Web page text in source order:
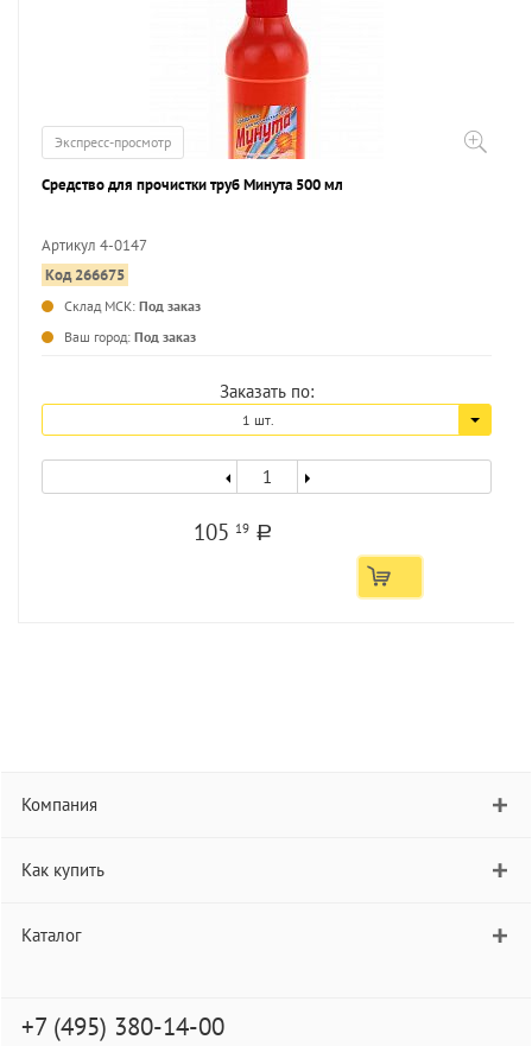
Экспресс-просмотр
Средство для прочистки труб Минута 500 мл
Артикул 4-0147
Код 266675
Склад МСК: Под заказ
Ваш город: Под заказ
Заказать по:
1 шт.
105 19 a
Компания
Как купить
Каталог
+7 (495) 380-14-00